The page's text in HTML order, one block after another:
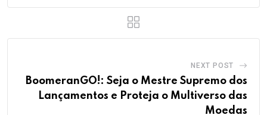
NEXT POST
BoomeranGO!: Seja o Mestre Supremo dos
Lançamentos e Proteja o Multiverso das
Moedas